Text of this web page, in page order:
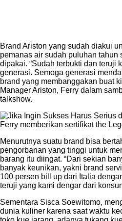
Brand Ariston yang sudah diakui
pemanas air sudah puluhan tahun
dipakai. “Sudah terbukti dan teruji
generasi. Semoga generasi
brand yang membanggakan buat
Manager Ariston, Ferry dalam
talkshow.
Ferry memberikan sertifikat the
Menurutnya suatu brand bisa
pengorbanan yang tinggi untuk
barang itu diingat. “Dari sekian
banyak keunikan, yakni brand
100 persen bill up dari Italia
teruji yang kami dengar dari
Sementara Sisca Soewitomo,
dunia kuliner karena saat waktu